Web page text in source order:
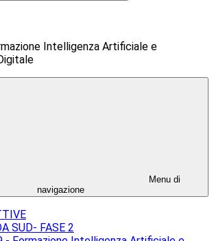
Intelligenza Artificiale e
Menu di
navigazione
SUD- FASE 2